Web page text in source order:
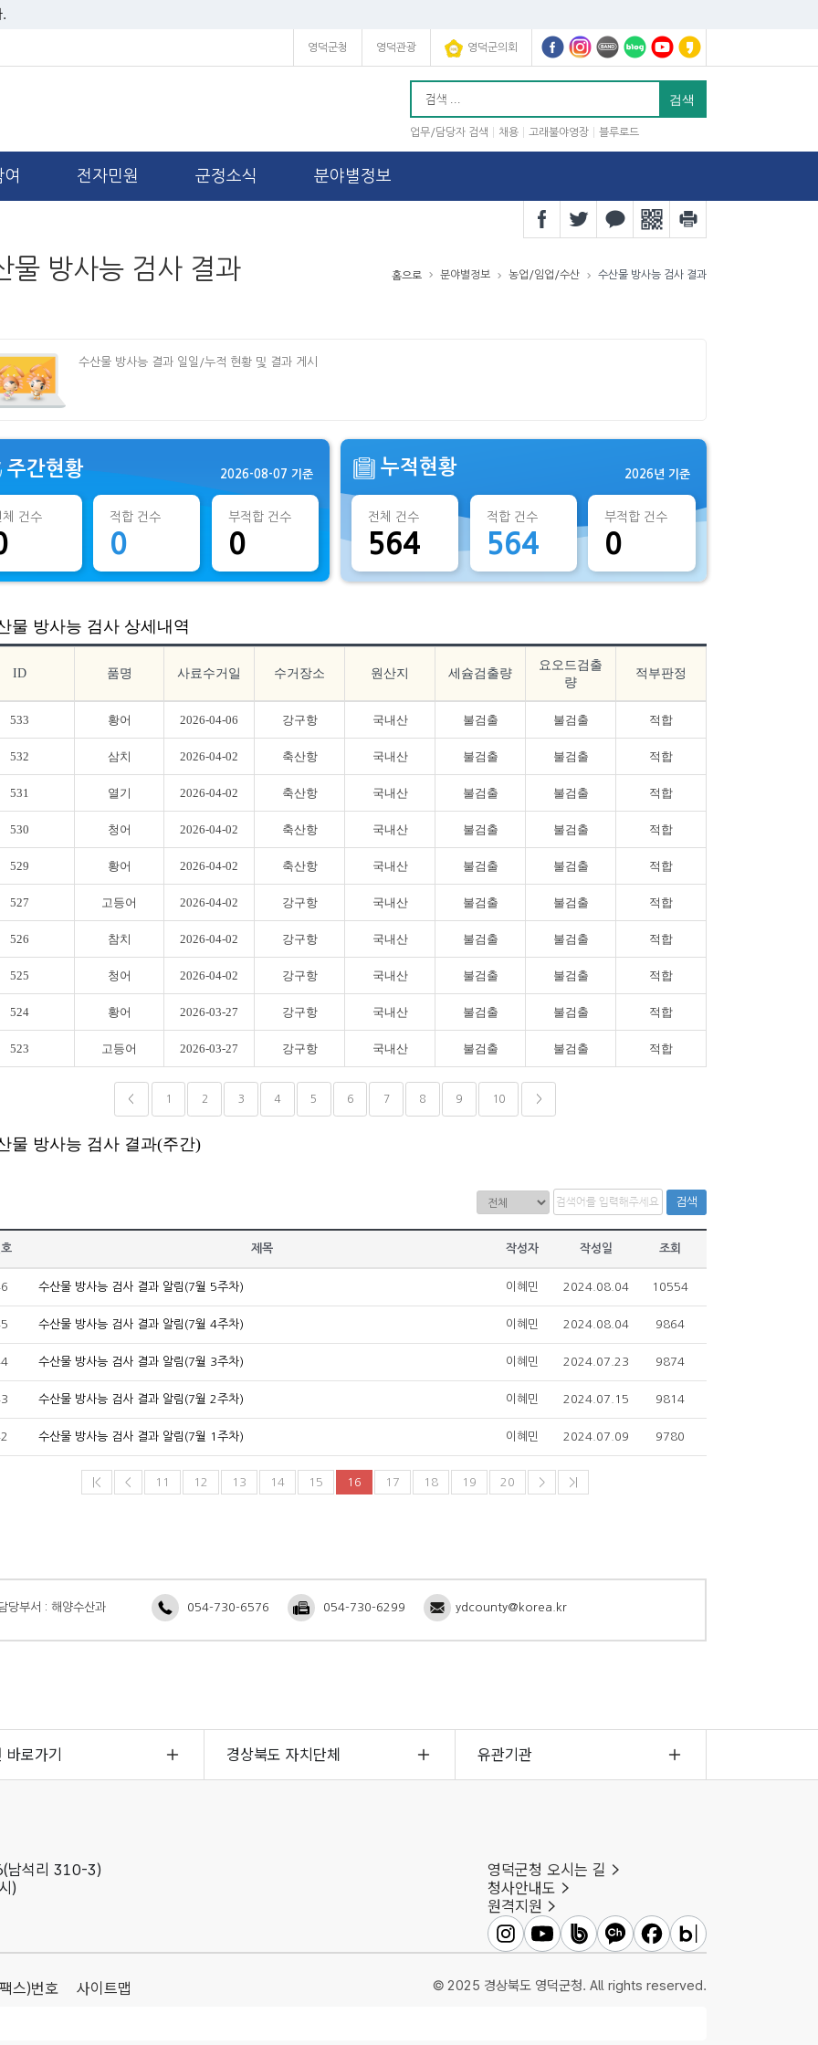
영덕군청 영덕관광 영덕군의회
업무/담당자 검색 채용 고래불야영장 블루로드
전자민원 군정소식 분야별정보
물 방사능 검사 결과 홈으로 분야별정보 농업/임업/수산 수산물 방사능 검사 결과
수산물 방사능 결과 일일/누적 현황 및 결과 게시
주간현황 2026-08-07 기준
체 건수 적합 건수
0
부적합 건수
0
누적현황 2026년 기준
전체 건수
564
적합 건수
564
부적합 건수
0
물 방사능 검사 상세내역
ID 품명 사료수거일 수거장소 원산지 세슘검출량
요오드검출
량
적부판정
533 황어 2026-04-06 강구항 국내산 불검출 불검출 적합
532 삼치 2026-04-02 축산항 국내산 불검출 불검출 적합
531 열기 2026-04-02 축산항 국내산 불검출 불검출 적합
530 청어 2026-04-02 축산항 국내산 불검출 불검출 적합
529 황어 2026-04-02 축산항 국내산 불검출 불검출 적합
527 고등어 2026-04-02 강구항 국내산 불검출 불검출 적합
526 참치 2026-04-02 강구항 국내산 불검출 불검출 적합
525 청어 2026-04-02 강구항 국내산 불검출 불검출 적합
524 황어 2026-03-27 강구항 국내산 불검출 불검출 적합
523 고등어 2026-03-27 강구항 국내산 불검출 불검출 적합
< 1 2 3 4 5 6 7 8 9 10 >
물 방사능 검사 결과(주간)
검색
제목 작성자 작성일 조회
수산물 방사능 검사 결과 알림(7월 5주차) 이혜민 2024.08.04 10554
수산물 방사능 검사 결과 알림(7월 4주차) 이혜민 2024.08.04 9864
수산물 방사능 검사 결과 알림(7월 3주차) 이혜민 2024.07.23 9874
수산물 방사능 검사 결과 알림(7월 2주차) 이혜민 2024.07.15 9814
수산물 방사능 검사 결과 알림(7월 1주차) 이혜민 2024.07.09 9780
|< < 11 12 13 14 15 16 17 18 19 20 > >|
당부서 : 해양수산과 054-730-6576 054-730-6299 ydcounty@korea.kr
바로가기 경상북도 자치단체 유관기관
남석리 310-3)
)
영덕군청 오시는 길
청사안내도
원격지원
영덕군인스타그램
영덕군유튜브영덕군밴드영덕군카카오채널
영덕군페이스북
영덕군블로그
스)번호 사이트맵 © 2025 경상북도 영덕군청. All rights reserved.